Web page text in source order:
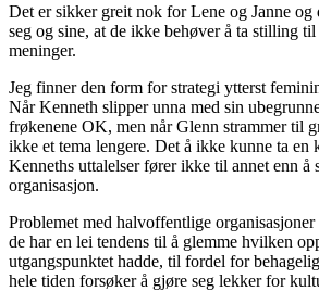
Det er sikker greit nok for Lene og Janne og
seg og sine, at de ikke behøver å ta stilling
meninger.
Jeg finner den form for strategi ytterst
Når Kenneth slipper unna med sin
frøkenene OK, men når Glenn strammer til
ikke et tema lengere. Det å ikke kunne ta
Kenneths uttalelser fører ikke til annet enn
organisasjon.
Problemet med halvoffentlige
de har en lei tendens til å glemme hvilken
utgangspunktet hadde, til fordel for
hele tiden forsøker å gjøre seg lekker for